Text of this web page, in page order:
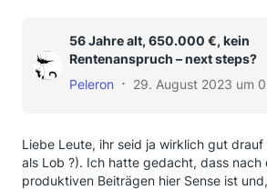
56 Jahre alt, 650.000 €, kein
Rentenanspruch – next steps?
Peleron
29. August 2023 um
Liebe Leute, ihr seid ja wirklich gut
als Lob ?). Ich hatte gedacht, dass nach
produktiven Beiträgen hier Sense ist